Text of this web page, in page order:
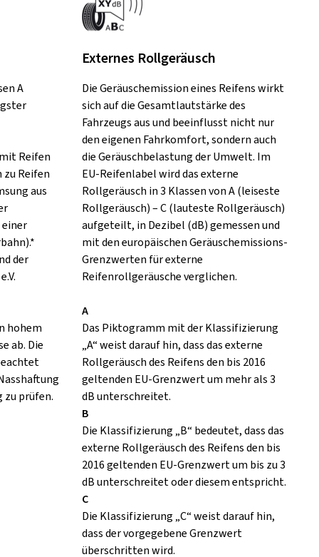
A
Reifen
zu Reifen
aus
der
hohem
ab. Die
zu prüfen.
Externes Rollgeräusch
Die Geräuschemission eines Reifens wirkt
sich auf die Gesamtlautstärke des
Fahrzeugs aus und beeinflusst nicht nur
den eigenen Fahrkomfort, sondern auch
die Geräuschbelastung der Umwelt. Im
EU-Reifenlabel wird das externe
Rollgeräusch in 3 Klassen von A (leiseste
Rollgeräusch) – C (lauteste Rollgeräusch)
aufgeteilt, in Dezibel (dB) gemessen und
mit den europäischen Geräuschemissions-
Grenzwerten für externe
Reifenrollgeräusche verglichen.
A
Das Piktogramm mit der Klassifizierung
„A“ weist darauf hin, dass das externe
Rollgeräusch des Reifens den bis 2016
geltenden EU-Grenzwert um mehr als 3
dB unterschreitet.
B
Die Klassifizierung „B“ bedeutet, dass das
externe Rollgeräusch des Reifens den bis
2016 geltenden EU-Grenzwert um bis zu 3
dB unterschreitet oder diesem entspricht.
C
Die Klassifizierung „C“ weist darauf hin,
dass der vorgegebene Grenzwert
überschritten wird.